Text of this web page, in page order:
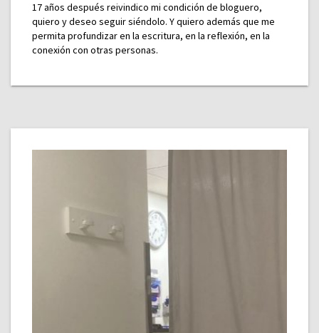
17 años después reivindico mi condición de bloguero,
quiero y deseo seguir siéndolo. Y quiero además que me
permita profundizar en la escritura, en la reflexión, en la
conexión con otras personas.